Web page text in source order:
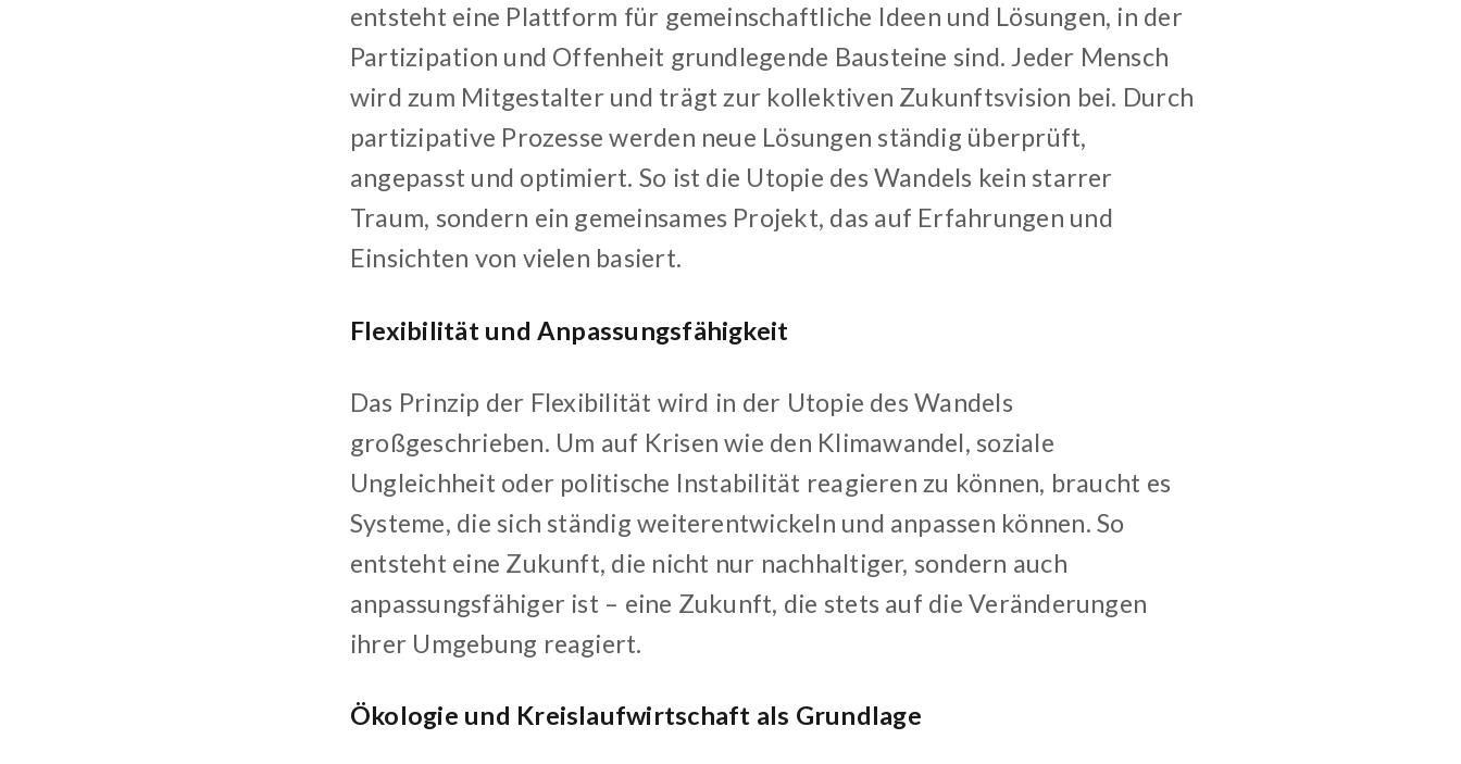
entsteht eine Plattform für gemeinschaftliche Ideen und Lösungen, in der
Partizipation und Offenheit grundlegende Bausteine sind. Jeder Mensch
wird zum Mitgestalter und trägt zur kollektiven Zukunftsvision bei. Durch
partizipative Prozesse werden neue Lösungen ständig überprüft,
angepasst und optimiert. So ist die Utopie des Wandels kein starrer
Traum, sondern ein gemeinsames Projekt, das auf Erfahrungen und
Einsichten von vielen basiert.
Flexibilität und Anpassungsfähigkeit
Das Prinzip der Flexibilität wird in der Utopie des Wandels
großgeschrieben. Um auf Krisen wie den Klimawandel, soziale
Ungleichheit oder politische Instabilität reagieren zu können, braucht es
Systeme, die sich ständig weiterentwickeln und anpassen können. So
entsteht eine Zukunft, die nicht nur nachhaltiger, sondern auch
anpassungsfähiger ist – eine Zukunft, die stets auf die Veränderungen
ihrer Umgebung reagiert.
Ökologie und Kreislaufwirtschaft als Grundlage